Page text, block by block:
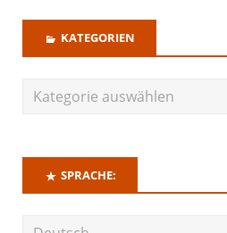
KATEGORIEN
SPRACHE: